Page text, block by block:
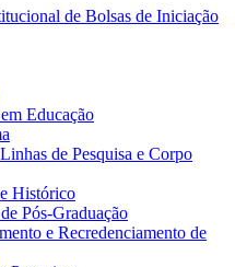
de Bolsas de Iniciação
Educação
de Pesquisa e Corpo
Histórico
Pós-Graduação
e Recredenciamento de